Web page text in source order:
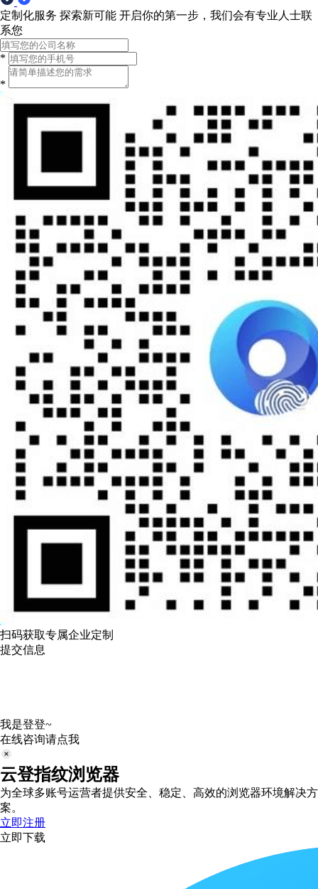
定制化服务 探索新可能 开启你的第一步，我们会有专业人士联
系您
*
*
扫码获取专属企业定制
提交信息
我是登登~
在线咨询请点我
云登指纹浏览器
为全球多账号运营者提供安全、稳定、高效的浏览器环境解决方
案。
立即注册
立即下载